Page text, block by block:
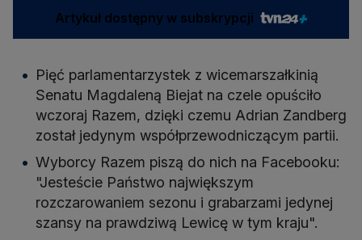
Artykuł dostępny w subskrypcji
Pięć parlamentarzystek z wicemarszałkinią
Senatu Magdaleną Biejat na czele opuściło
wczoraj Razem, dzięki czemu Adrian Zandberg
został jedynym współprzewodniczącym partii.
Wyborcy Razem piszą do nich na Facebooku:
"Jesteście Państwo największym
rozczarowaniem sezonu i grabarzami jedynej
szansy na prawdziwą Lewicę w tym kraju".